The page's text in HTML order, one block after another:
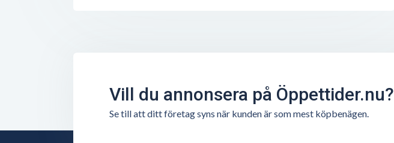
Vill du annonsera på Öppettider.nu?
Se till att ditt företag syns när kunden är som mest köpbenägen.